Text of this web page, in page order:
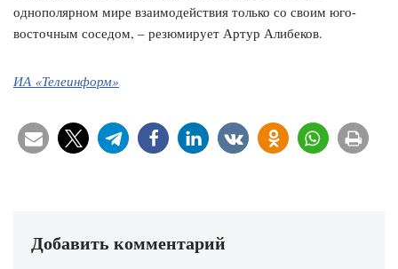
однополярном мире взаимодействия только со своим юго-
восточным соседом, – резюмирует Артур Алибеков.
ИА «Телеинформ»
Добавить комментарий